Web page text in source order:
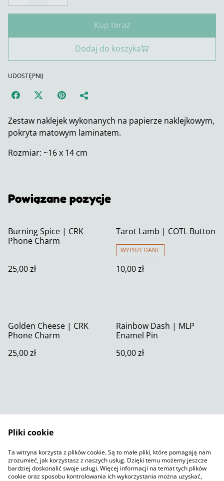
Kup teraz
Dodaj do koszyka
UDOSTĘPNIJ
Zestaw naklejek wykonanych na papierze naklejkowym,
pokryta matowym laminatem.
Rozmiar: ~16 x 14 cm
Powiązane pozycje
Burning Spice | CRK
Phone Charm
25,00 zł
Tarot Lamb | COTL Button
WYPRZEDANE
10,00 zł
Golden Cheese | CRK
Phone Charm
25,00 zł
Rainbow Dash | MLP
Enamel Pin
50,00 zł
Polityka prywatności
SumUp
Polityka plików cookie
Pliki cookie
Ta witryna korzysta z plików cookie. Są to małe pliki, które pomagają nam
zrozumieć, jak korzystasz z naszych usług. Dzięki temu możemy jeszcze
bardziej doskonalić swoje usługi. Więcej informacji na temat tych plików
cookie oraz sposobu kontrolowania ich wykorzystania można uzyskać,